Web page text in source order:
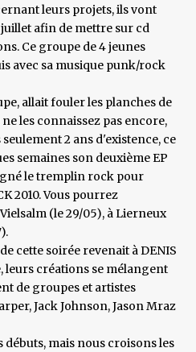
leurs projets, ils vont
afin de mettre sur cd
Ce groupe de 4 jeunes
avec sa musique punk/rock
allait fouler les planches de
ne les connaissez pas encore,
2 ans d'existence, ce
semaines son deuxième EP
le tremplin rock pour
2010. Vous pourrez
(le 29/05), à Lierneux
cette soirée revenait à DENIS
leurs créations se mélangent
de groupes et artistes
Jack Johnson, Jason Mraz
débuts, mais nous croisons les